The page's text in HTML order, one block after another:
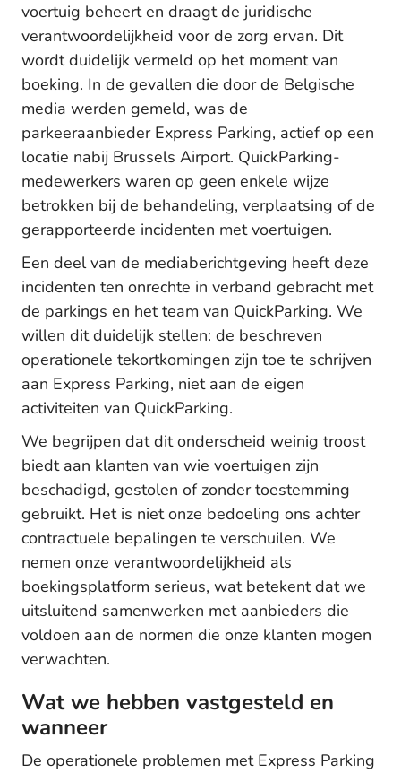
voertuig beheert en draagt de juridische
verantwoordelijkheid voor de zorg ervan. Dit
wordt duidelijk vermeld op het moment van
boeking. In de gevallen die door de Belgische
media werden gemeld, was de
parkeeraanbieder Express Parking, actief op een
locatie nabij Brussels Airport. QuickParking-
medewerkers waren op geen enkele wijze
betrokken bij de behandeling, verplaatsing of de
gerapporteerde incidenten met voertuigen.
Een deel van de mediaberichtgeving heeft deze
incidenten ten onrechte in verband gebracht met
de parkings en het team van QuickParking. We
willen dit duidelijk stellen: de beschreven
operationele tekortkomingen zijn toe te schrijven
aan Express Parking, niet aan de eigen
activiteiten van QuickParking.
We begrijpen dat dit onderscheid weinig troost
biedt aan klanten van wie voertuigen zijn
beschadigd, gestolen of zonder toestemming
gebruikt. Het is niet onze bedoeling ons achter
contractuele bepalingen te verschuilen. We
nemen onze verantwoordelijkheid als
boekingsplatform serieus, wat betekent dat we
uitsluitend samenwerken met aanbieders die
voldoen aan de normen die onze klanten mogen
verwachten.
Wat we hebben vastgesteld en
wanneer
De operationele problemen met Express Parking